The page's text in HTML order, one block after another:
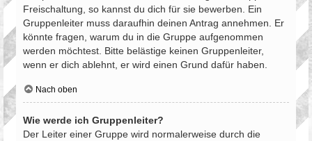
Freischaltung, so kannst du dich für sie bewerben. Ein
Gruppenleiter muss daraufhin deinen Antrag annehmen. Er
könnte fragen, warum du in die Gruppe aufgenommen
werden möchtest. Bitte belästige keinen Gruppenleiter,
wenn er dich ablehnt, er wird einen Grund dafür haben.
Nach oben
Wie werde ich Gruppenleiter?
Der Leiter einer Gruppe wird normalerweise durch die